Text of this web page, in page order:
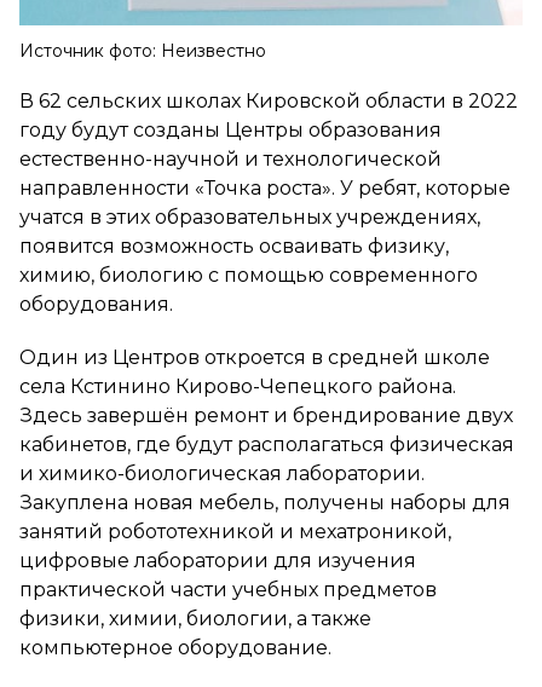
Источник фото: Неизвестно
В 62 сельских школах Кировской области в 2022
году будут созданы Центры образования
естественно-научной и технологической
направленности «Точка роста». У ребят, которые
учатся в этих образовательных учреждениях,
появится возможность осваивать физику,
химию, биологию с помощью современного
оборудования.
Один из Центров откроется в средней школе
села Кстинино Кирово-Чепецкого района.
Здесь завершён ремонт и брендирование двух
кабинетов, где будут располагаться физическая
и химико-биологическая лаборатории.
Закуплена новая мебель, получены наборы для
занятий робототехникой и мехатроникой,
цифровые лаборатории для изучения
практической части учебных предметов
физики, химии, биологии, а также
компьютерное оборудование.